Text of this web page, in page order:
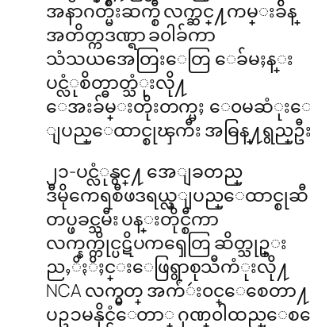
အနာဂတ္မ်ဳိးဆက္စီ လက္ဆင္႔ကမ္းခ်ိန္
အတိတ္ကဒဏ္ရာ ခ၀ါခ်ကာ
သံသယအေတြးေတြ ေခ်မႈန္း
ပင္လံုစိတ္ဓာတ္သံုးလို႔
ေအးခ်မ္းတိုးတက္မႈ ေ၀မဆံုး
ျပည္ေထာင္စုၾကီး အဓြန္႔ရွည္ဦး
၂၁-ပင္လံုနွင္႔ အေျခတည္
ဒီမိုကေရစီဖဒရယ္လ္ျပည္ေထာင္စုဆီ
တပ္ဖခင္သမီး ပန္းတိုင္စီကာ
လက္နက္ကိုင္ပဋိပကၡေတြ ဆိတ္သုဥ္း
ညႇိႏိႈင္းေဖြရွာစုသီကံုးလို႔
NCA လက္မွတ္ အက်ံဴး၀င္ေစေတာ႔
ပဥၥမနိုင္ငံေတာ္ ဂုဏ္၀ါထည္ေစမ